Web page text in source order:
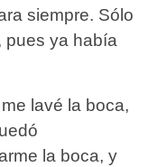
siempre. Sólo
pues ya había
lavé la boca,
la boca, y